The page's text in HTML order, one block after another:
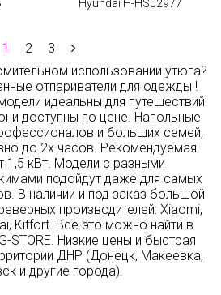
Hyundai H-HS02977
1 2
3
использовании утюга?
отпариватели для одежды !
идеальны для путешествий
доступны по цене. Напольные
и больших семей,
до 2х часов. Рекомендуемая
1,5 кВт. Модели с разными
подойдут даже для самых
В наличии и под заказ большой
производителей: Xiaomi,
Kitfort. Всё это можно найти в
STORE. Низкие цены и быстрая
ДНР (Донецк, Макеевка,
и другие города).